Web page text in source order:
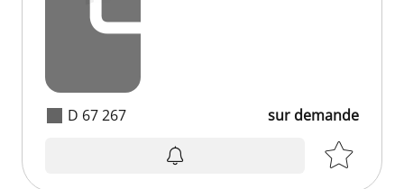
D 67 267 sur demande